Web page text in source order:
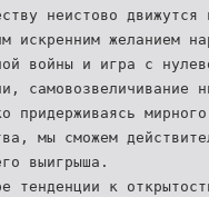
неистово
искренним желанием
войны и игра с
самовозвеличивание
придерживаясь
мы сможем
выигрыша.
тенденции к